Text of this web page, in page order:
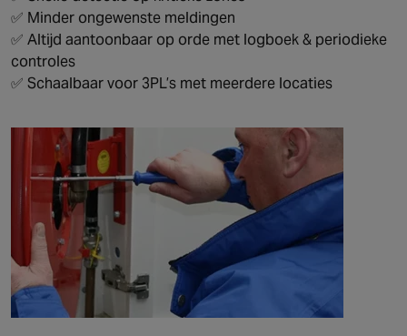
✅ Minder ongewenste meldingen
✅ Altijd aantoonbaar op orde met logboek & periodieke
controles
✅ Schaalbaar voor 3PL’s met meerdere locaties